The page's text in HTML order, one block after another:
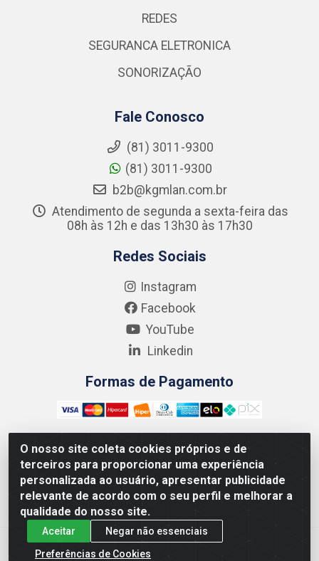
O nosso site coleta cookies próprios e de
terceiros para proporcionar uma experiência
personalizada ao usuário, apresentar publicidade
relevante de acordo com o seu perfil e melhorar a
qualidade do nosso site.
Aceitar
Negar não essenciais
Preferências de Cookies
REDES
SEGURANCA ELETRONICA
SONORIZAÇÃO
Fale Conosco
(81) 3011-9300
(81) 3011-9300
b2b@kgmlan.com.br
Atendimento de segunda a sexta-feira das
08h às 12h e das 13h30 às 17h30
Redes Sociais
Instagram
Facebook
YouTube
Linkedin
Formas de Pagamento
Kgmlan Distribuidora LTDA - CNPJ 18.217.682/0001-54 -
Rua Pedro de Barros Cavalcante, 58 - Bultrins, Olinda/PE
- CEP 53320-110